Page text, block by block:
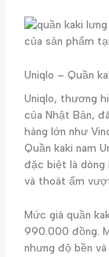
của sản phẩm
Uniqlo – Quần
Uniqlo, thương
của Nhật Bản,
hàng lớn như
Quần kaki nam
đặc biệt là dòng
và thoát ẩm
Mức giá quần
990.000 đồng.
nhưng độ bền